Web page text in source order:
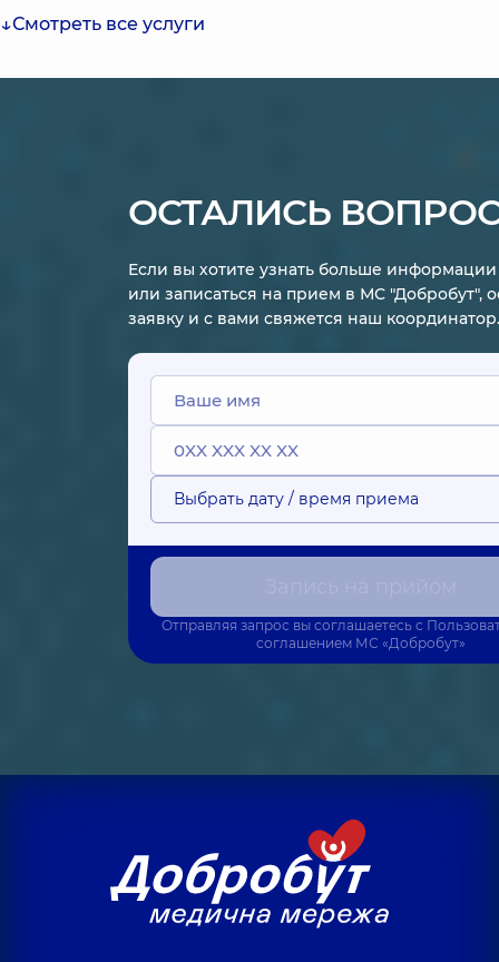
Смотреть все услуги
ОСТАЛИСЬ
Если вы хотите узнать больше информации
или записаться на прием в МС "Добробут",
заявку и с вами свяжется наш координатор.
Выбрать дату / время приема
Отправляя запрос вы соглашаетесь с
соглашением МС «Добробут»